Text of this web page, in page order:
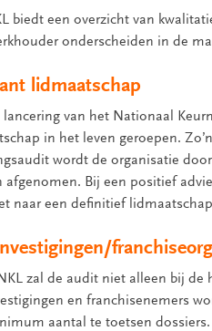
biedt een overzicht van
onderscheiden in de
lidmaatschap
lancering van het Nationaal
in het leven geroepen.
wordt de organisatie
afgenomen. Bij een positief
naar een definitief
zal de audit niet alleen bij
en franchisenemers
aantal te toetsen dossiers.